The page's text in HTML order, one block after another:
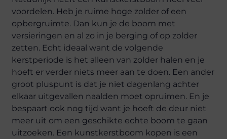
voordelen. Heb je ruime hoge zolder of een
opbergruimte. Dan kun je de boom met
versieringen en al zo in je berging of op zolder
zetten. Echt ideaal want de volgende
kerstperiode is het alleen van zolder halen en je
hoeft er verder niets meer aan te doen. Een ander
groot pluspunt is dat je niet dagenlang achter
elkaar uitgevallen naalden moet opruimen. En je
bespaart ook nog tijd want je hoeft de deur niet
meer uit om een geschikte echte boom te gaan
uitzoeken. Een kunstkerstboom kopen is een